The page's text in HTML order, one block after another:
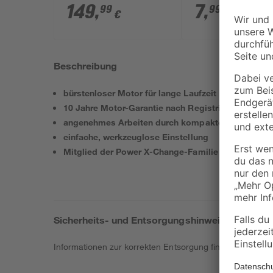
Solo' ohne Akku und
Ladegerät
149,99 € 7,99
Beschreibung
bürstenloser Motor für lange Laufzeit
10 Jahre Motor-Garantie nach Registrierung
angenehmes Arbeiten durch kompakte Bauform
einfache, werkzeuglose Einstellung
Mitglied der Power X-Change-Familie
Sicherheits- und Entsorgungshinweise
Informationen zur korrekten Entsorgung findest duhier.